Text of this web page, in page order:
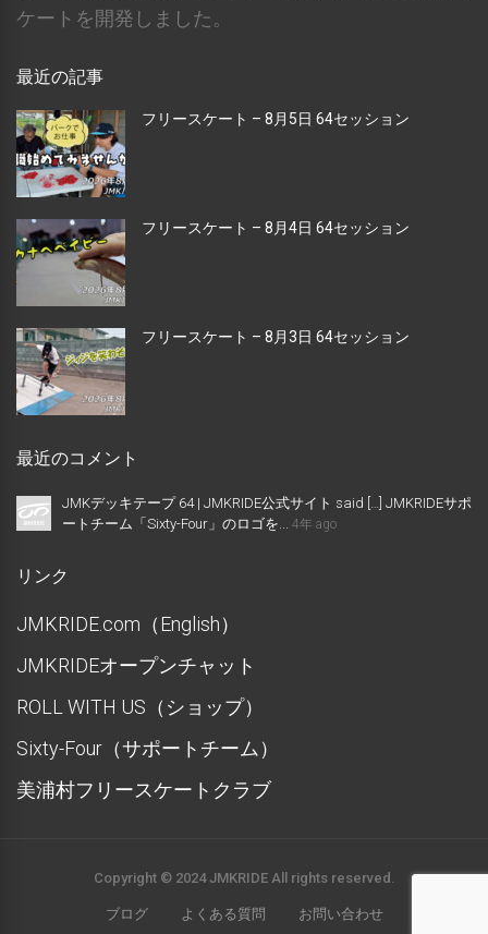
ケートを開発しました。
最近の記事
フリースケート – 8月5日 64セッション
フリースケート – 8月4日 64セッション
フリースケート – 8月3日 64セッション
最近のコメント
JMKデッキテープ 64 | JMKRIDE公式サイト said […] JMKRIDEサポ
ートチーム「Sixty-Four」のロゴを...
4年 ago
リンク
JMKRIDE.com（English）
JMKRIDEオープンチャット
ROLL WITH US（ショップ）
Sixty-Four（サポートチーム）
美浦村フリースケートクラブ
Copyright © 2024 JMKRIDE All rights reserved.
ブログ よくある質問 お問い合わせ